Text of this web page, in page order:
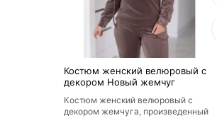
Костюм женский велюровый с
декором Новый жемчуг
Костюм женский велюровый с
декором жемчуга, произведенный